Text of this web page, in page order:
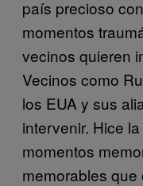
país precioso
momentos
vecinos quieren
Vecinos como
los EUA y sus
intervenir. Hice
momentos
memorables